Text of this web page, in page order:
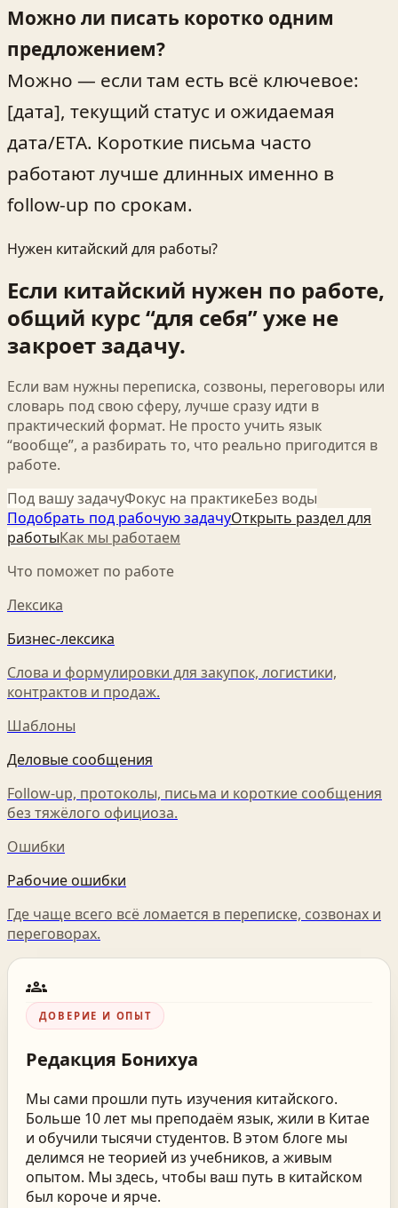
Можно ли писать коротко одним
предложением?
Можно — если там есть всё ключевое:
[дата], текущий статус и ожидаемая
дата/ETA. Короткие письма часто
работают лучше длинных именно в
follow‑up по срокам.
Нужен китайский для работы?
Если китайский нужен по работе,
общий курс “для себя” уже не
закроет задачу.
Если вам нужны переписка, созвоны, переговоры или
словарь под свою сферу, лучше сразу идти в
практический формат. Не просто учить язык
“вообще”, а разбирать то, что реально пригодится в
работе.
Под вашу задачуФокус на практикеБез воды
Подобрать под рабочую задачуОткрыть раздел для
работыКак мы работаем
Что поможет по работе
Лексика
Бизнес-лексика
Слова и формулировки для закупок, логистики,
контрактов и продаж.
Шаблоны
Деловые сообщения
Follow-up, протоколы, письма и короткие сообщения
без тяжёлого официоза.
Ошибки
Рабочие ошибки
Где чаще всего всё ломается в переписке, созвонах и
переговорах.
groups
ДОВЕРИЕ И ОПЫТ
Редакция Бонихуа
Мы сами прошли путь изучения китайского.
Больше 10 лет мы преподаём язык, жили в Китае
и обучили тысячи студентов. В этом блоге мы
делимся не теорией из учебников, а живым
опытом. Мы здесь, чтобы ваш путь в китайском
был короче и ярче.